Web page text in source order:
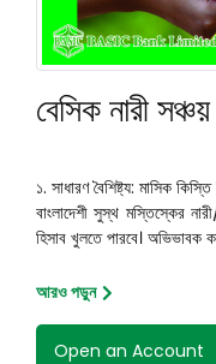
বেসিক নারী
১. সাধারণ বৈশিষ্ট্য: মাসিক কিস্তি ভিত্তিক মেয়াদী আমানত স্কিম। যেকোন প্রাপ্তবয়স্ক
বাংলাদেশী সুস্থ মস্তিস্কের
হিসাব খুলতে
আরও পড়ুন
Open an Account